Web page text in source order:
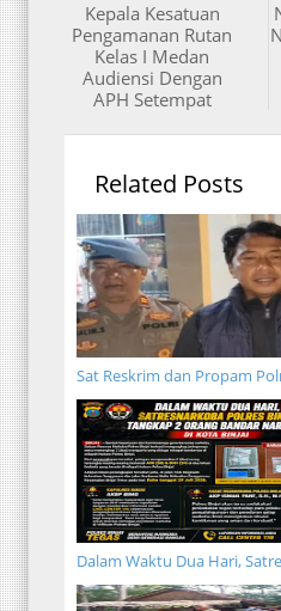
Kepala Kesatuan
Pengamanan Rutan
Kelas I Medan
Audiensi Dengan
APH Setempat
Related Posts
Sat Reskrim dan Propam
Dalam Waktu Dua Hari,